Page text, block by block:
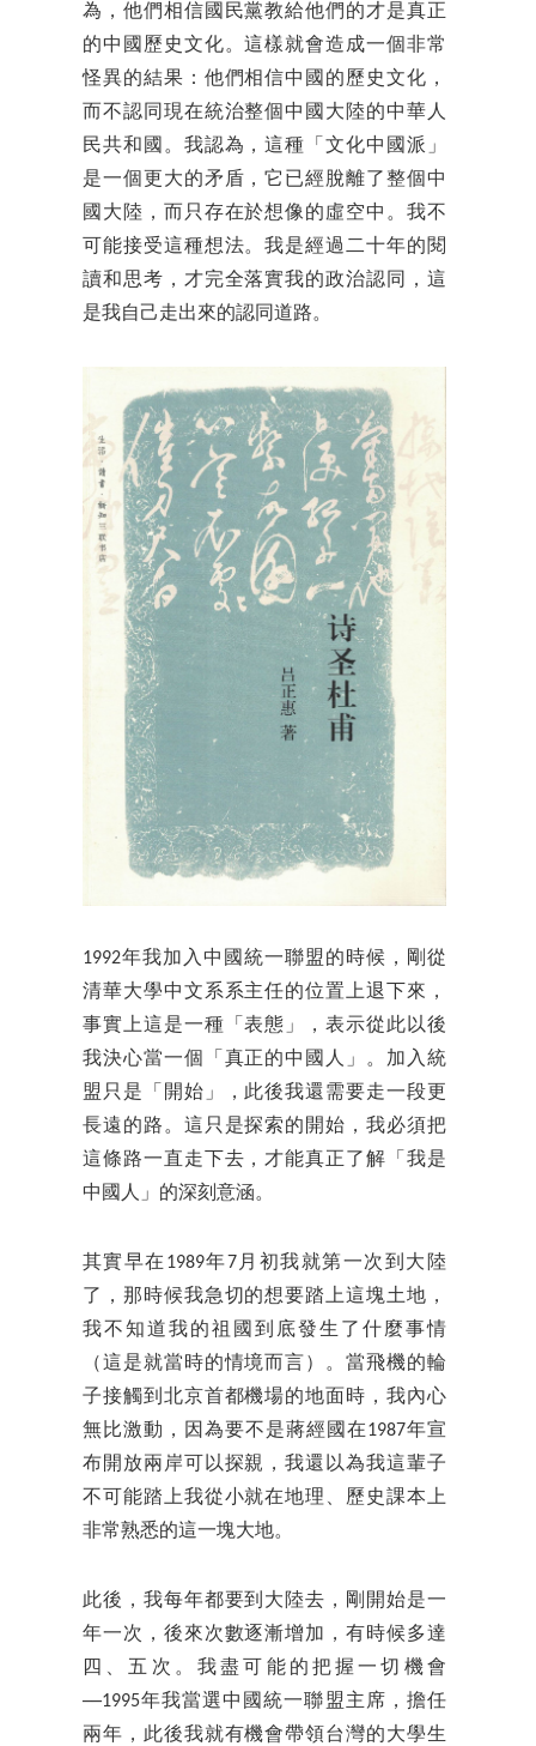
為，他們相信國民黨教給他們的才是真正
的中國歷史文化。這樣就會造成一個非常
怪異的結果：他們相信中國的歷史文化，
而不認同現在統治整個中國大陸的中華人
民共和國。我認為，這種「文化中國派」
是一個更大的矛盾，它已經脫離了整個中
國大陸，而只存在於想像的虛空中。我不
可能接受這種想法。我是經過二十年的閱
讀和思考，才完全落實我的政治認同，這
是我自己走出來的認同道路。
1992年我加入中國統一聯盟的時候，剛從
清華大學中文系系主任的位置上退下來，
事實上這是一種「表態」，表示從此以後
我決心當一個「真正的中國人」。加入統
盟只是「開始」，此後我還需要走一段更
長遠的路。這只是探索的開始，我必須把
這條路一直走下去，才能真正了解「我是
中國人」的深刻意涵。
其實早在1989年7月初我就第一次到大陸
了，那時候我急切的想要踏上這塊土地，
我不知道我的祖國到底發生了什麼事情
（這是就當時的情境而言）。當飛機的輪
子接觸到北京首都機場的地面時，我內心
無比激動，因為要不是蔣經國在1987年宣
布開放兩岸可以探親，我還以為我這輩子
不可能踏上我從小就在地理、歷史課本上
非常熟悉的這一塊大地。
此後，我每年都要到大陸去，剛開始是一
年一次，後來次數逐漸增加，有時候多達
四、五次。我盡可能的把握一切機會
──1995年我當選中國統一聯盟主席，擔任
兩年，此後我就有機會帶領台灣的大學生